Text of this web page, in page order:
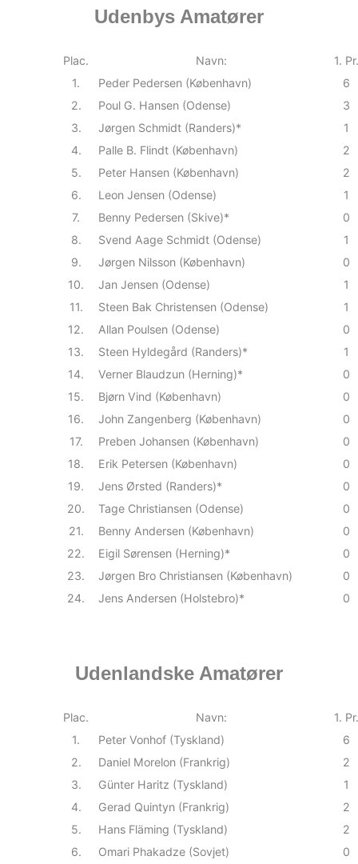
Udenbys Amatører
Plac. Navn:
1. Pr.
1.
Peder Pedersen (København)
6
2.
Poul G. Hansen (Odense)
3
3.
Jørgen Schmidt (Randers)*
1
4.
Palle B. Flindt (København)
2
5.
Peter Hansen (København)
2
6.
Leon Jensen (Odense)
1
7.
Benny Pedersen (Skive)*
0
8.
Svend Aage Schmidt (Odense)
1
9.
Jørgen Nilsson (København)
0
10.
Jan Jensen (Odense)
1
11.
Steen Bak Christensen (Odense)
1
12.
Allan Poulsen (Odense)
0
13.
Steen Hyldegård (Randers)*
1
14.
Verner Blaudzun (Herning)*
0
15.
Bjørn Vind (København)
0
16.
John Zangenberg (København)
0
17.
Preben Johansen (København)
0
18.
Erik Petersen (København)
0
19.
Jens Ørsted (Randers)*
0
20.
Tage Christiansen (Odense)
0
21.
Benny Andersen (København)
0
22.
Eigil Sørensen (Herning)*
0
23.
Jørgen Bro Christiansen (København)
0
24.
Jens Andersen (Holstebro)* 0
Udenlandske Amatører
Plac. Navn:
1. Pr.
1.
Peter Vonhof (Tyskland)
6
2.
Daniel Morelon (Frankrig)
2
3.
Günter Haritz (Tyskland)
1
4.
Gerad Quintyn (Frankrig)
2
5.
Hans Fläming (Tyskland)
2
6.
Omari Phakadze (Sovjet)
0